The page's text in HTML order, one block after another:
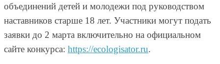
объединений детей и молодежи под руководством
наставников старше 18 лет. Участники могут подать
заявки до 2 марта включительно на официальном
сайте конкурса: https://ecologisator.ru.